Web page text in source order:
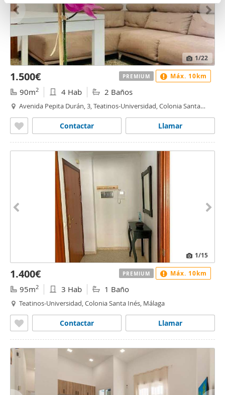
partir del uso que haya hecho de sus servicios.
n
1/22
1.500€
90m2 4 Hab 2 Baños
Avenida Pepita Durán, 3, Teatinos-Universidad, Colonia Santa
Llamar
Contactar
PREMIUM Máx. 10km
1/15
1.400€
95m2 3 Hab 1 Baño
Teatinos-Universidad, Colonia Santa Inés, Málaga
Llamar
Contactar
PREMIUM Máx. 10km